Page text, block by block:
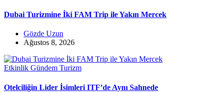
Dubai Turizmine İki FAM Trip ile Yakın Mercek
Gözde Uzun
Ağustos 8, 2026
Etkinlik Gündem Turizm
Otelciliğin Lider İsimleri ITF’de Aynı Sahnede